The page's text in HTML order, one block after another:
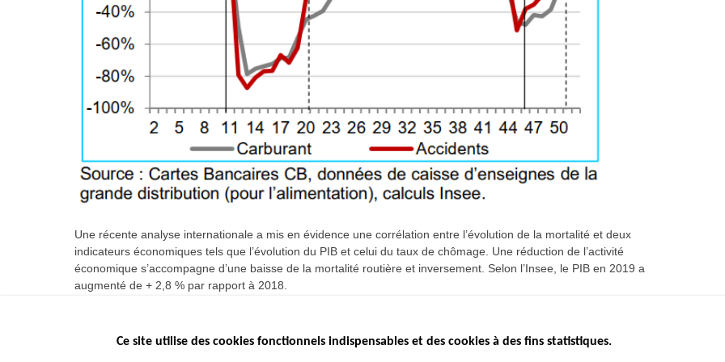
Une récente analyse internationale a mis en évidence une corrélation entre l’évolution de la mortalité et deux
indicateurs économiques tels que l’évolution du PIB et celui du taux de chômage. Une réduction de l’activité
économique s’accompagne d’une baisse de la mortalité routière et inversement. Selon l’Insee, le PIB en 2019 a
augmenté de + 2,8 % par rapport à 2018.
Ce site utilise des cookies fonctionnels indispensables et des cookies à des fins statistiques.